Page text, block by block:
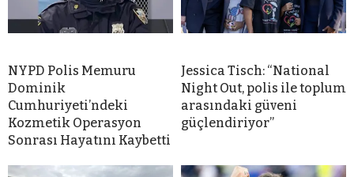
NYPD Polis Memuru
Dominik
Cumhuriyeti’ndeki
Kozmetik Operasyon
Sonrası Hayatını Kaybetti
Jessica Tisch: “National
Night Out, polis ile toplum
arasındaki güveni
güçlendiriyor”